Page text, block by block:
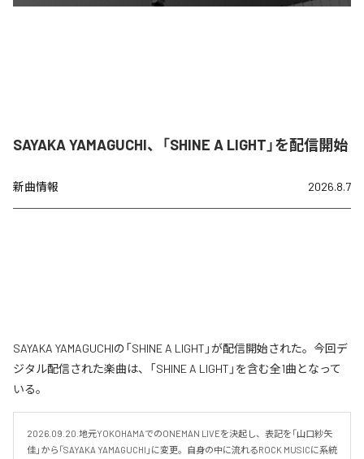
SAYAKA YAMAGUCHI、「SHINE A LIGHT」を配信開始
新曲情報 2026.8.7
SAYAKA YAMAGUCHIの「SHINE A LIGHT」が配信開始された。今回デ
ジタル配信された楽曲は、「SHINE A LIGHT」を含む全1曲となって
いる。
2026.09.20.地元YOKOHAMAでのONEMAN LIVEを決起し、表記を「山口紗矢
佳」から「SAYAKA YAMAGUCHI」に変更。自身の中に流れるROCK MUSICに系統